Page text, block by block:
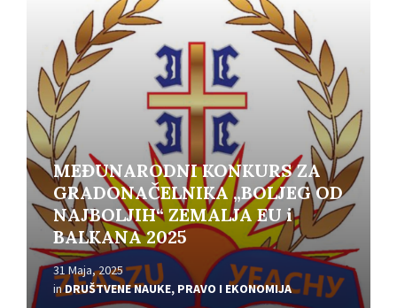
MEĐUNARODNI KONKURS ZA
GRADONAČELNIKA „BOLJEG OD
NAJBOLJIH“ ZEMALJA EU i
BALKANA 2025
31 Maja, 2025
inDRUŠTVENE NAUKE, PRAVO I EKONOMIJA